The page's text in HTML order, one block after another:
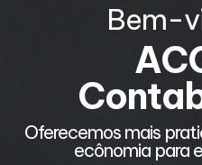
Bem-
Oferecemos mais
ecônomia para